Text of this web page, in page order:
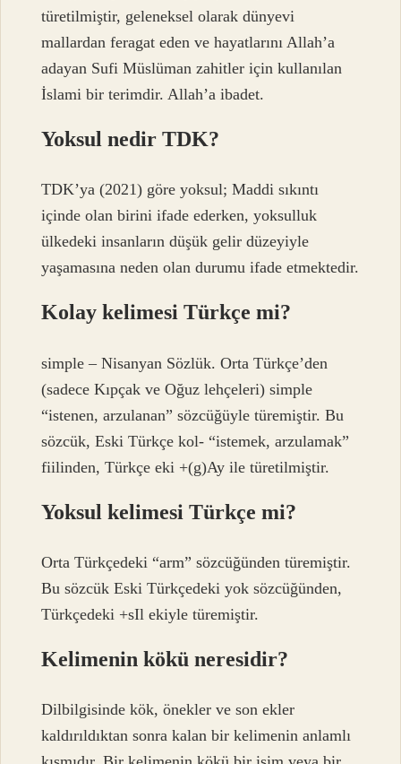
türetilmiştir, geleneksel olarak dünyevi
mallardan feragat eden ve hayatlarını Allah’a
adayan Sufi Müslüman zahitler için kullanılan
İslami bir terimdir. Allah’a ibadet.
Yoksul nedir TDK?
TDK’ya (2021) göre yoksul; Maddi sıkıntı
içinde olan birini ifade ederken, yoksulluk
ülkedeki insanların düşük gelir düzeyiyle
yaşamasına neden olan durumu ifade etmektedir.
Kolay kelimesi Türkçe mi?
simple – Nisanyan Sözlük. Orta Türkçe’den
(sadece Kıpçak ve Oğuz lehçeleri) simple
“istenen, arzulanan” sözcüğüyle türemiştir. Bu
sözcük, Eski Türkçe kol- “istemek, arzulamak”
fiilinden, Türkçe eki +(g)Ay ile türetilmiştir.
Yoksul kelimesi Türkçe mi?
Orta Türkçedeki “arm” sözcüğünden türemiştir.
Bu sözcük Eski Türkçedeki yok sözcüğünden,
Türkçedeki +sIl ekiyle türemiştir.
Kelimenin kökü neresidir?
Dilbilgisinde kök, önekler ve son ekler
kaldırıldıktan sonra kalan bir kelimenin anlamlı